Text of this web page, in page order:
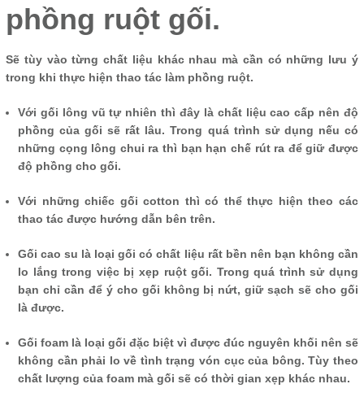
phồng ruột gối.
Sẽ tùy vào từng chất liệu khác nhau mà cần có những lưu ý
trong khi thực hiện thao tác làm phồng ruột.
Với gối lông vũ tự nhiên thì đây là chất liệu cao cấp nên độ
phồng của gối sẽ rất lâu. Trong quá trình sử dụng nếu có
những cọng lông chui ra thì bạn hạn chế rút ra để giữ được
độ phồng cho gối.
Với những chiếc gối cotton thì có thể thực hiện theo các
thao tác được hướng dẫn bên trên.
Gối cao su là loại gối có chất liệu rất bền nên bạn không cần
lo lắng trong việc bị xẹp ruột gối. Trong quá trình sử dụng
bạn chỉ cần để ý cho gối không bị nứt, giữ sạch sẽ cho gối
là được.
Gối foam là loại gối đặc biệt vì được đúc nguyên khối nên sẽ
không cần phải lo về tình trạng vón cục của bông. Tùy theo
chất lượng của foam mà gối sẽ có thời gian xẹp khác nhau.